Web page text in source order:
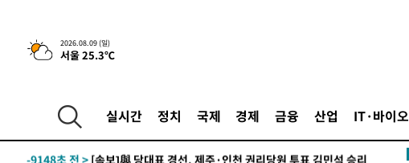
2026.08.09 (일)
서울 25.3℃
실시간 정치 국제 경제 금융 산업 IT·바이오
-19397초 전 >이란 "호르무즈 재개방 합의 근접…美 배상 선행돼야"
-10444초 전 >[속보]與최고위원 제주·인천 순회경선…박선원·최민희·서미화·
청래 44.56%
-9679초 전 >
[속보]與 대표 경선 제주·인천 당원투표…金 47.75%·鄭 42.08%·
宋 10.17%
-9213초 전 >
-9148초 전 > [속보]與 당대표 경선, 제주·인천 권리당원 투표 김민석 승리